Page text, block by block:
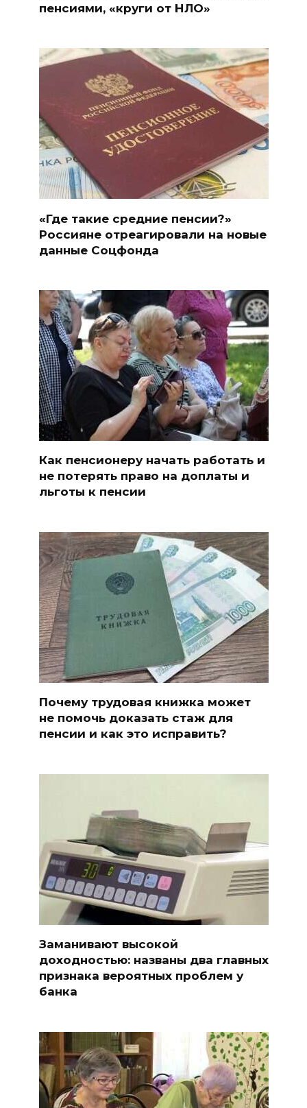
пенсиями, «круги от НЛО»
«Где такие средние пенсии?»
Россияне отреагировали на новые
данные Соцфонда
Как пенсионеру начать работать и
не потерять право на доплаты и
льготы к пенсии
Почему трудовая книжка может
не помочь доказать стаж для
пенсии и как это исправить?
Заманивают высокой
доходностью: названы два главных
признака вероятных проблем у
банка